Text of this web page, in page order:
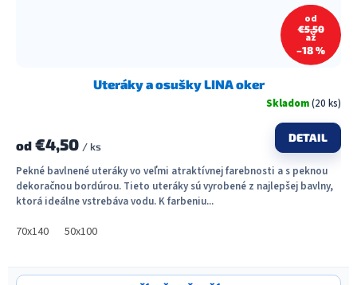
od
€5,50
až
–18 %
Uteráky a osušky LINA oker
Skladom(20 ks)
od €4,50 / ks
DETAIL
Pekné bavlnené uteráky vo veľmi atraktívnej farebnosti a s peknou
dekoračnou bordúrou. Tieto uteráky sú vyrobené z najlepšej bavlny,
ktorá ideálne vstrebáva vodu. K farbeniu...
70x140 50x100
O